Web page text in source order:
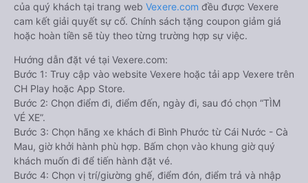
của quý khách tại trang web Vexere.com đều được Vexere
cam kết giải quyết sự cố. Chính sách tặng coupon giảm giá
hoặc hoàn tiền sẽ tùy theo từng trường hợp sự việc.
Hướng dẫn đặt vé tại Vexere.com:
Bước 1: Truy cập vào website Vexere hoặc tải app Vexere trên
CH Play hoặc App Store.
Bước 2: Chọn điểm đi, điểm đến, ngày đi, sau đó chọn “TÌM
VÉ XE”.
Bước 3: Chọn hãng xe khách đi Bình Phước từ Cái Nước - Cà
Mau, giờ khởi hành phù hợp. Bấm chọn vào khung giờ quý
khách muốn đi để tiến hành đặt vé.
Bước 4: Chọn vị trí/giường ghế, điểm đón, điểm trả và nhập